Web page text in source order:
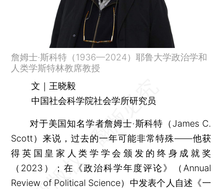
詹姆士·斯科特（1936—2024）耶鲁大学政治学和
人类学斯特林教席教授
文｜王晓毅
中国社会科学院社会学所研究员
对于美国知名学者詹姆士·斯科特（James C.
Scott）来说，过去的一年可能非常特殊——他获
得英国皇家人类学学会颁发的终身成就奖
（2023）；在《政治科学年度评论》（Annual
Review of Political Science）中发表个人自述《一